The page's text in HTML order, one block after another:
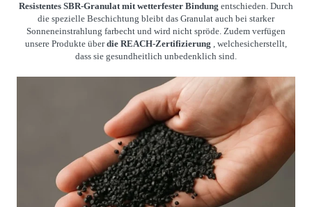
Resistentes SBR-Granulat mit wetterfester Bindung entschieden. Durch
die spezielle Beschichtung bleibt das Granulat auch bei starker
Sonneneinstrahlung farbecht und wird nicht spröde. Zudem verfügen
unsere Produkte überdie REACH-Zertifizierung , welchesicherstellt,
dass sie gesundheitlich unbedenklich sind.